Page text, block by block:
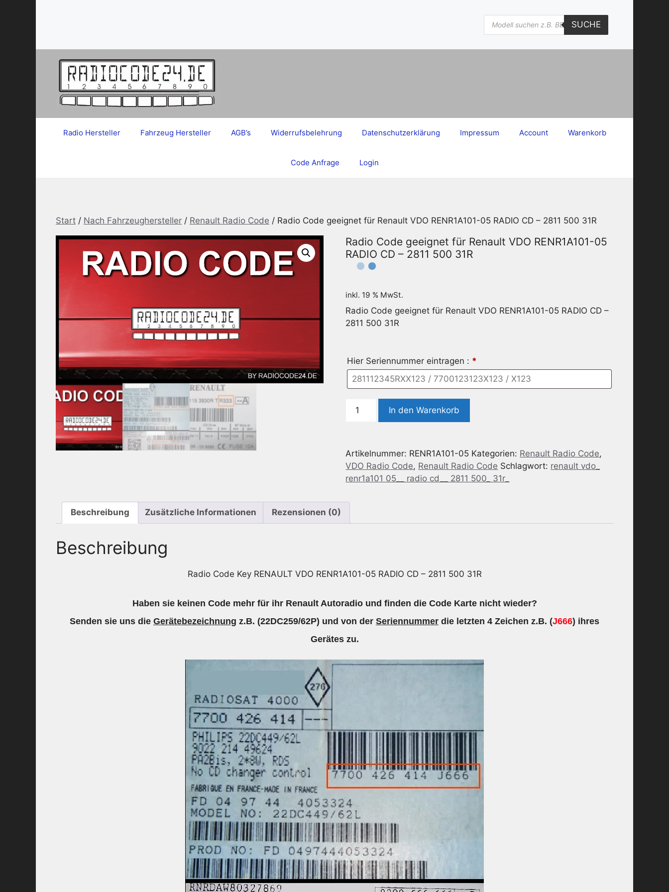
Products
search
SUCHE
Radio Hersteller Fahrzeug Hersteller AGB’s Widerrufsbelehrung Datenschutzerklärung Impressum Account Warenkorb
Code Anfrage Login
Start / Nach Fahrzeughersteller / Renault Radio Code / Radio Code geeignet für Renault VDO RENR1A101-05 RADIO CD – 2811 500 31R
Radio Code geeignet für Renault VDO RENR1A101-05
RADIO CD – 2811 500 31R
inkl. 19 % MwSt.
Radio Code geeignet für Renault VDO RENR1A101-05 RADIO CD –
2811 500 31R
Hier Seriennummer eintragen : *
Code
Renault
VDO
RENR1A101-
RADIO
Menge
In den Warenkorb
Artikelnummer: RENR1A101-05 Kategorien: Renault Radio Code,
VDO Radio Code, Renault Radio Code Schlagwort: renault vdo_
renr1a101 05__ radio cd__ 2811 500_ 31r_
Beschreibung Zusätzliche Informationen Rezensionen (0)
Beschreibung
Radio Code Key RENAULT VDO RENR1A101-05 RADIO CD – 2811 500 31R
Haben sie keinen Code mehr für ihr Renault Autoradio und finden die Code Karte nicht wieder?
Senden sie uns die Gerätebezeichnung z.B. (22DC259/62P) und von der Seriennummer die letzten 4 Zeichen z.B. (J666) ihres
Gerätes zu.